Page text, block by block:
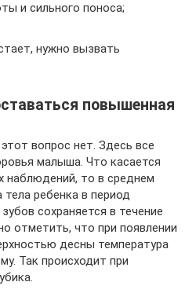
и сильного поноса;
нужно вызвать
повышенная
вопрос нет. Здесь все
малыша. Что касается
наблюдений, то в среднем
ребенка в период
сохраняется в течение
отметить, что при появлении
десны температура
Так происходит при